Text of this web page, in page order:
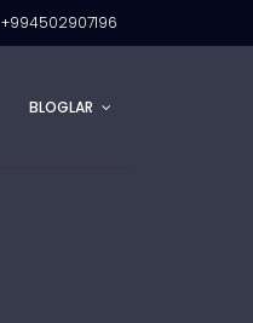
+994502907196
BLOGLAR